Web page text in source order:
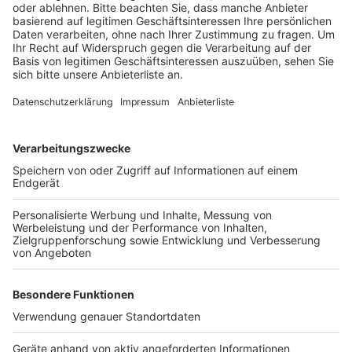
Anzeige
Nach eigenen Angaben sah er ein Tier über die Straße
Wagen. Das Auto prallte gegen einen Baum, dabei
wurde der Fahrer schwer verletzt.
Anzeige
Anzeige